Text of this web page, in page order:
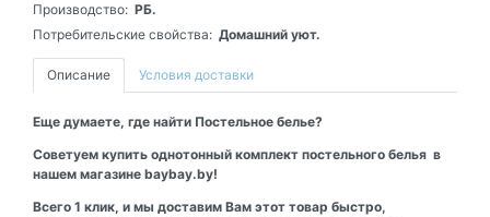
Производство: РБ.
Потребительские свойства: Домашний уют.
Описание Условия доставки
Еще думаете, где найти Постельное белье?
Советуем купить однотонный комплект постельного белья в
нашем магазине baybay.by!
Всего 1 клик, и мы доставим Вам этот товар быстро,